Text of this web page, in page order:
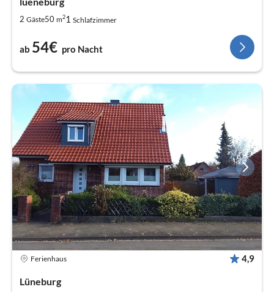
2 Gäste50 m21 Schlafzimmer
ab 54€ pro Nacht
Ferienhaus 4,9
Lüneburg